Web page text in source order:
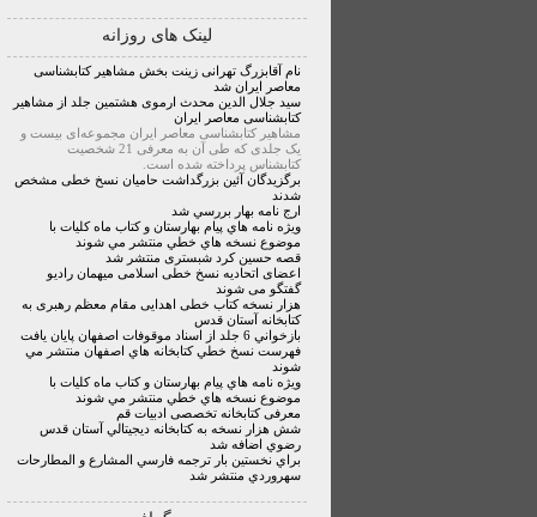
لینک های روزانه
نام آقابزرگ تهرانی زینت بخش مشاهیر کتابشناسی
معاصر ایران شد
سید جلال الدین محدث ارموی هشتمین جلد از مشاهیر
کتابشناسی معاصر ایران
مشاهیر کتابشناسی معاصر ایران مجموعه‌ای بیست و
یک جلدی که طی آن به معرفی 21 شخصیت
کتابشناس پرداخته شده است.
برگزیدگان آئین بزرگداشت حامیان نسخ خطی مشخص
شدند
ارج نامه بهار بررسي شد
ويژه نامه هاي پيام بهارستان و کتاب ماه کليات با
موضوع نسخه هاي خطي منتشر مي شوند
قصه حسین کرد شبستری منتشر شد
اعضای اتحادیه نسخ خطی اسلامی میهمان رادیو
گفتگو می شوند
هزار نسخه كتاب خطى اهدايى مقام معظم ‏رهبرى به‏
كتابخانه آستان قدس
بازخواني 6 جلد از اسناد موقوفات اصفهان پايان يافت
فهرست نسخ خطي کتابخانه هاي اصفهان منتشر مي
شوند
ويژه نامه هاي پيام بهارستان و کتاب ماه کليات با
موضوع نسخه هاي خطي منتشر مي شوند
معرفى كتابخانه تخصصى ادبیات قم
شش هزار نسخه به کتابخانه ديجيتالي آستان قدس
رضوي اضافه شد
براي نخستين بار ترجمه فارسي المشارع و المطارحات
سهروردي منتشر شد